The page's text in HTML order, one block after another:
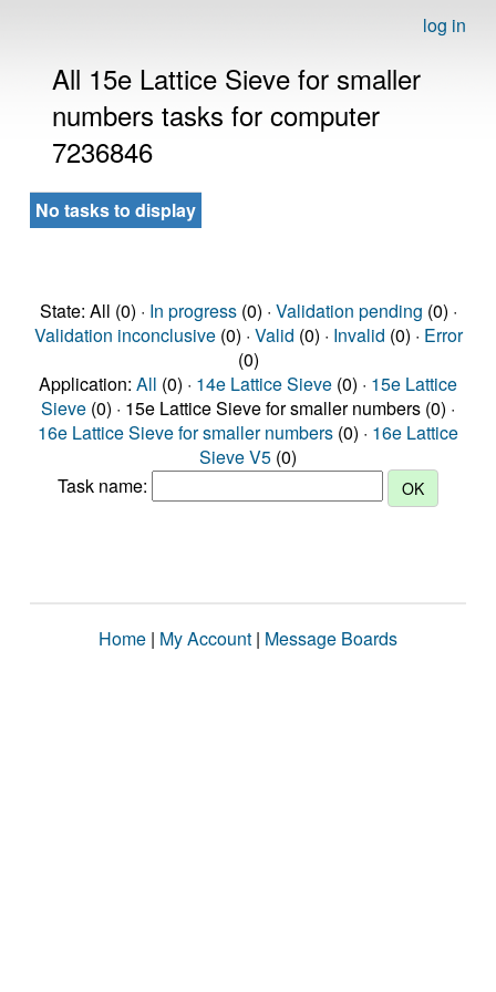
log in
All 15e Lattice Sieve for smaller
numbers tasks for computer
7236846
No tasks to display
State: All (0) · In progress(0) · Validation pending (0) ·
Validation inconclusive(0) · Valid (0) · Invalid (0) · Error
(0)
Application: All (0) · 14e Lattice Sieve (0) · 15e Lattice
Sieve (0) · 15e Lattice Sieve for smaller numbers (0) ·
16e Lattice Sieve for smaller numbers (0) · 16e Lattice
Sieve V5 (0)
Task name:
Home | My Account | Message Boards